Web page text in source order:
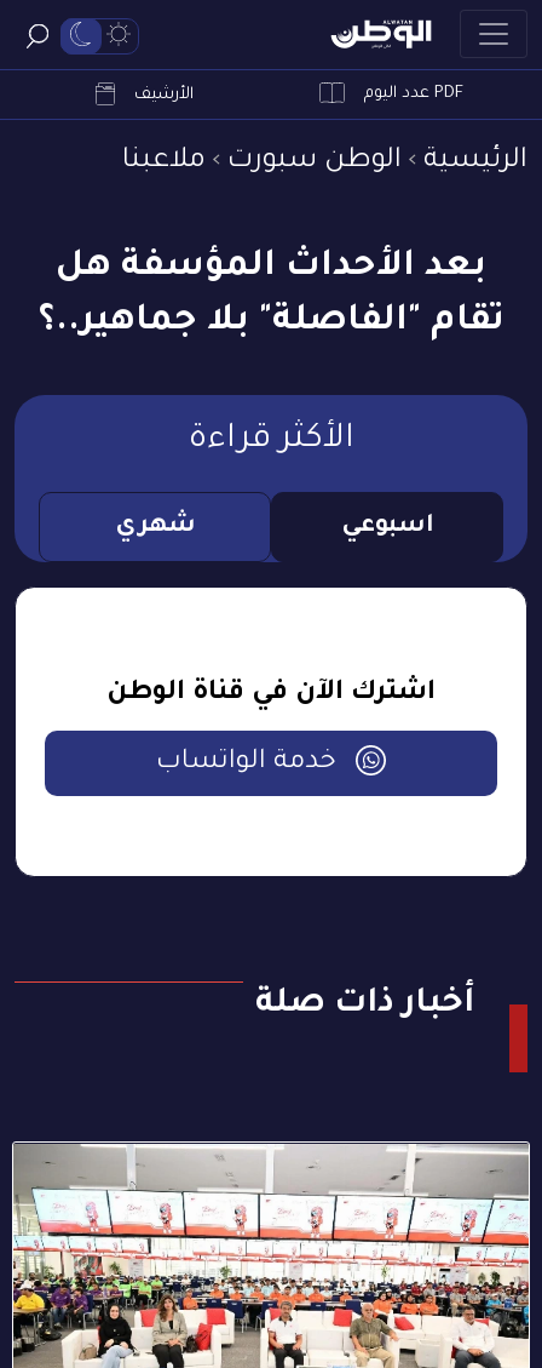
PDF عدد اليوم الأرشيف
الرئيسية الوطن سبورت ملاعبنا
بعد الأحداث المؤسفة هل
تقام "الفاصلة" بلا جماهير..؟
الأكثر قراءة
اسبوعي شهري
اشترك الآن في قناة الوطن
خدمة الواتساب
أخبار ذات صلة